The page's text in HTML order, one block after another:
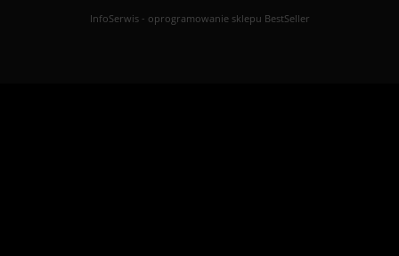
InfoSerwis- oprogramowanie sklepu BestSeller